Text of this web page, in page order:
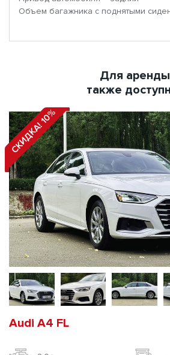
Объем багажника с поднятыми
Для аренды
также
СКИДКА! 10%
Audi A4 FL